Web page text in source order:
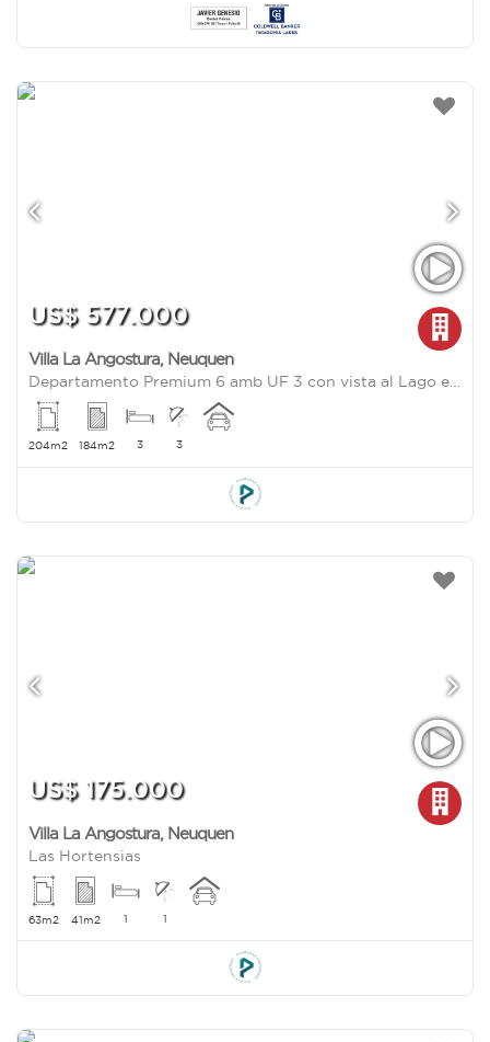
US$ 577.000
Villa La Angostura, Neuquen
Departamento Premium 6 amb UF 3 con vista al Lago en Bahia Manzano, Villa La Angostura
204m2 184m2 3 3
US$ 175.000
Villa La Angostura, Neuquen
Las Hortensias
63m2 41m2 1 1